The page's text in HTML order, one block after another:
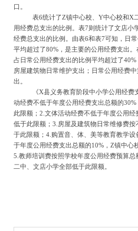
口。
表6统计了Z镇中心校、Y中心校和X
用经费总支出的比例。表7则统计了文店小
经费总支出的比例。由表6和表7可知，日
平均超过了80%，是主要的公用经费支出
占日常公用经费支出的比例平均超过了
房屋建筑物日常维护支出；日常公用经费
出。
《X县义务教育阶段中小学公用经费
动经费不低于年度公用经费支出总额的
此限额；2.文体活动经费不低于年度公用
低于此限额；3.房屋及建筑物日常维修费
于此限额；4.购置音、体、美等教育教学
于年度公用经费支出总额的10%，Z镇中心
5.教师培训费按照学校年度公用经费预算
二中、文店小学全部低于此限额。